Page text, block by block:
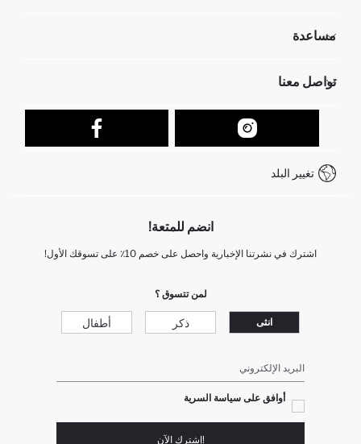
تعرف علينا
مساعدة
عمليات الارجاع و الاستبدال السهلة
تتبع الشحنة
كيف يمكنك التسوق في ديفاكتو ؟
كيف تدفع في ديفاكتو؟
تواصل معنا
نموذج الاتصال
+212 525 076 633 خدمة العملاء
تغيير البلد
انضم للمتعة!
اشترك في نشرتنا الإخبارية واحصل على خصم 10٪ على تسوقك الأول!
لمن تتسوق ؟
انثى ذكر أطفال
البريد الإلكتروني
أوافق على سياسة السرية
!إشترك الآن